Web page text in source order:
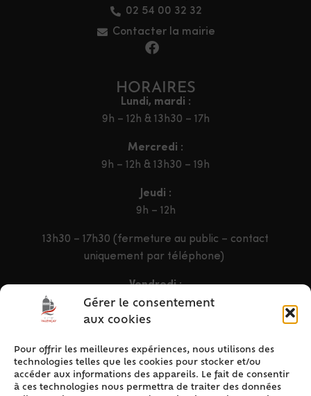
Gérer le consentement
aux cookies
Pour offrir les meilleures expériences, nous utilisons des
technologies telles que les cookies pour stocker et/ou
accéder aux informations des appareils. Le fait de consentir
à ces technologies nous permettra de traiter des données
02 54 00 32 32
Contacter la mairie
HORAIRES
Lundi, mardi :
9h – 12h & 13h30 – 17h
Mercredi :
9h – 12h & 13h30 – 19h
Jeudi :
9h – 12h
13h30 – 17h30 (fermeture au public – contact
uniquement par téléphone)
Vendredi :
9h – 12h & 13h30 – 16h30
ACCÈS RAPIDE
Accueil
Contact